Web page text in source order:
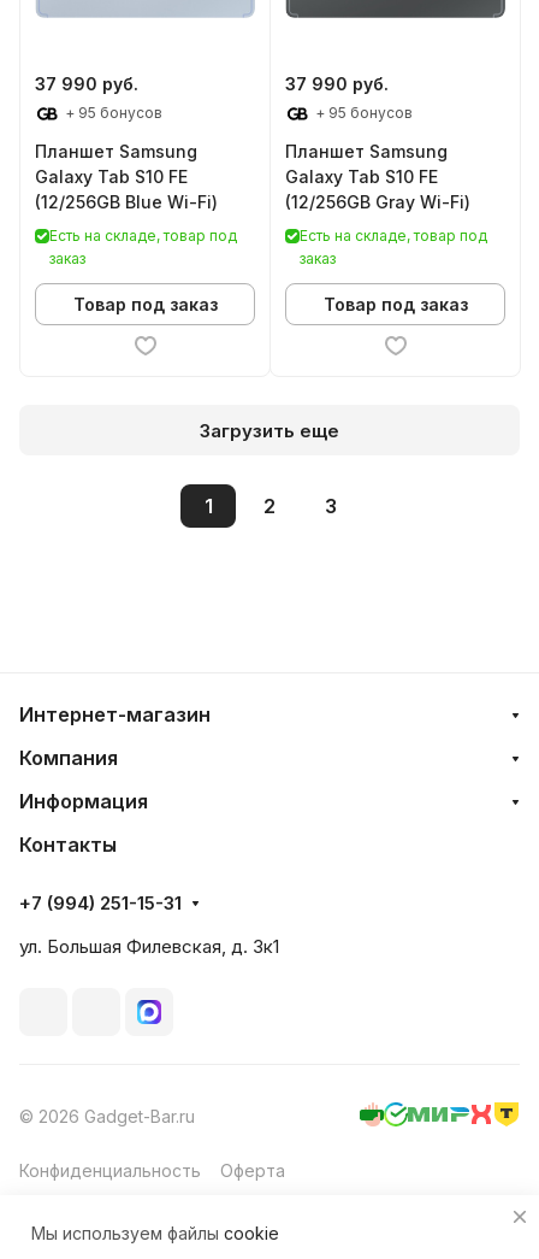
37 990 руб.
+ 95 бонусов
Планшет Samsung
Galaxy Tab S10 FE
(12/256GB Blue Wi-Fi)
Есть на складе, товар под
заказ
Товар под заказ
37 990 руб.
+ 95 бонусов
Планшет Samsung
Galaxy Tab S10 FE
(12/256GB Gray Wi-Fi)
Есть на складе, товар под
заказ
Товар под заказ
Загрузить еще
1 2 3
Интернет-магазин
Компания
Информация
Контакты
+7 (994) 251-15-31
ул. Большая Филевская, д. 3к1
© 2026 Gadget-Bar.ru
Конфиденциальность Оферта
Мы используем файлы cookie